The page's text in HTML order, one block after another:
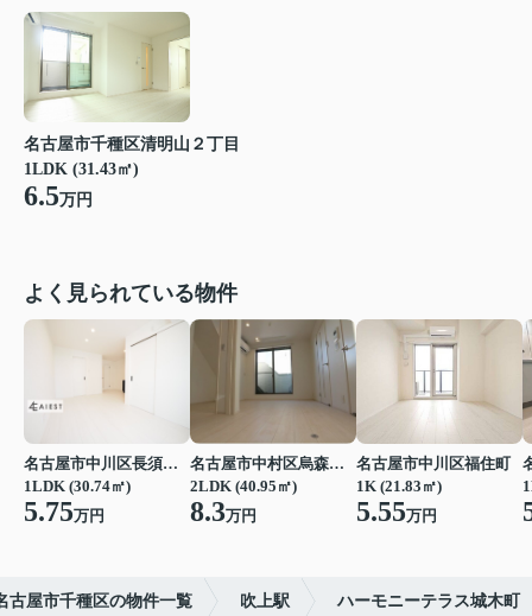
名古屋市千種区清明山２丁目
1LDK (31.43㎡)
6.5万円
よく見られている物件
名古屋市中川区長須賀３丁目
1LDK (30.74㎡)
5.75万円
名古屋市中村区烏森町４丁目
2LDK (40.95㎡)
8.3万円
名古屋市中川区福住町
1K (21.83㎡)
5.55万円
古屋市千種区の物件一覧 吹上駅 ハーモニーテラス城木町